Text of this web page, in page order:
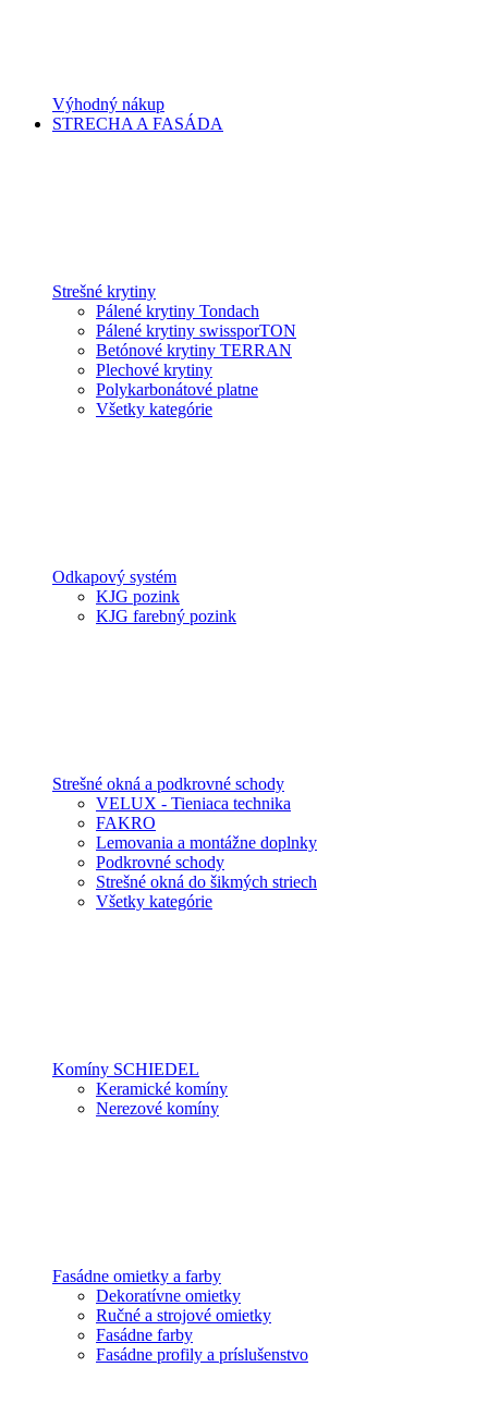
Výhodný nákup
STRECHA A FASÁDA
Strešné krytiny
Pálené krytiny Tondach
Pálené krytiny swissporTON
Betónové krytiny TERRAN
Plechové krytiny
Polykarbonátové platne
Všetky kategórie
Odkapový systém
KJG pozink
KJG farebný pozink
Strešné okná a podkrovné schody
VELUX - Tieniaca technika
FAKRO
Lemovania a montážne doplnky
Podkrovné schody
Strešné okná do šikmých striech
Všetky kategórie
Komíny SCHIEDEL
Keramické komíny
Nerezové komíny
Fasádne omietky a farby
Dekoratívne omietky
Ručné a strojové omietky
Fasádne farby
Fasádne profily a príslušenstvo